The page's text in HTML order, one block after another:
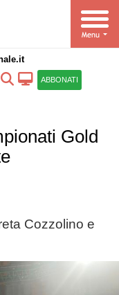
ABBONATI
Gold
Cozzolino e